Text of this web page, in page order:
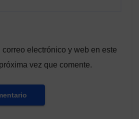
correo electrónico y web en este
vez que comente.